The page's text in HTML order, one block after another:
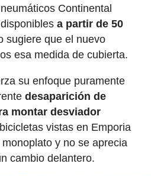
Continental
a partir de 50
sugiere que el nuevo
esa medida de cubierta.
su enfoque puramente
desaparición de
montar desviador
vistas en Emporia
y no se aprecia
cambio delantero.